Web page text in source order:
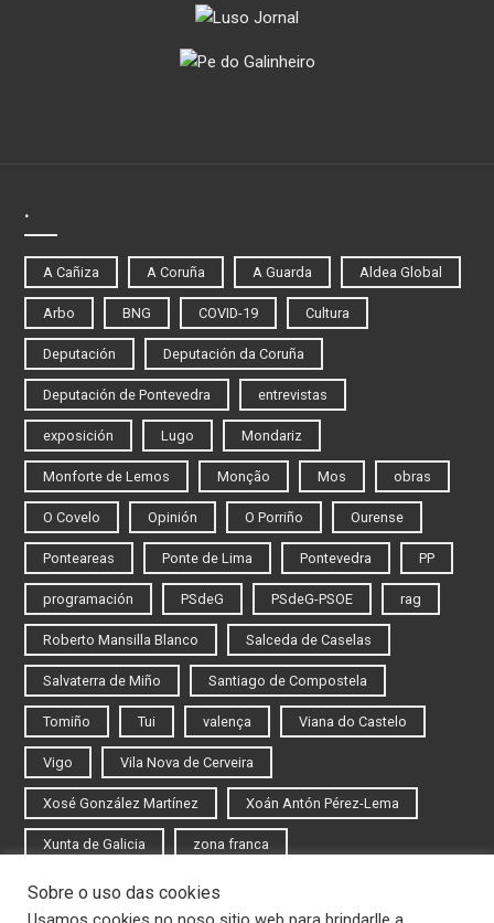
.
A Cañiza A Coruña A Guarda Aldea Global
Arbo BNG COVID-19 Cultura
Deputación Deputación da Coruña
Deputación de Pontevedra entrevistas
exposición Lugo Mondariz
Monforte de Lemos Monção Mos obras
O Covelo Opinión O Porriño Ourense
Ponteareas Ponte de Lima Pontevedra PP
programación PSdeG PSdeG-PSOE rag
Roberto Mansilla Blanco Salceda de Caselas
Salvaterra de Miño Santiago de Compostela
Tomiño Tui valença Viana do Castelo
Vigo Vila Nova de Cerveira
Xosé González Martínez Xoán Antón Pérez-Lema
Xunta de Galicia zona franca
Iniciar sesión
Sobre o uso das cookies